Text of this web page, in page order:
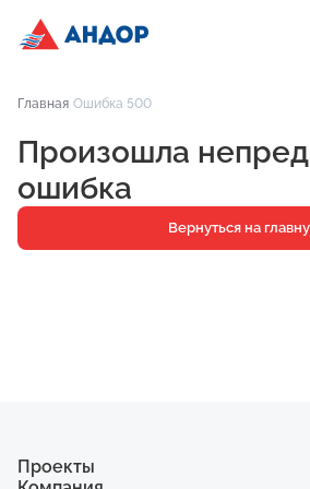
Проекты
Квартиры
Паркинг
Кладовые
Главная Ошибка 500
Произошла
ошибка
Вернуться на
Проекты